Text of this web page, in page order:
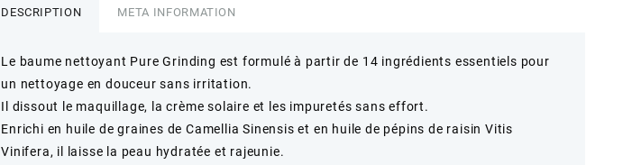
DESCRIPTION META INFORMATION
Le baume nettoyant Pure Grinding est formulé à partir de 14 ingrédients essentiels pour
un nettoyage en douceur sans irritation.
Il dissout le maquillage, la crème solaire et les impuretés sans effort.
Enrichi en huile de graines de Camellia Sinensis et en huile de pépins de raisin Vitis
Vinifera, il laisse la peau hydratée et rajeunie.